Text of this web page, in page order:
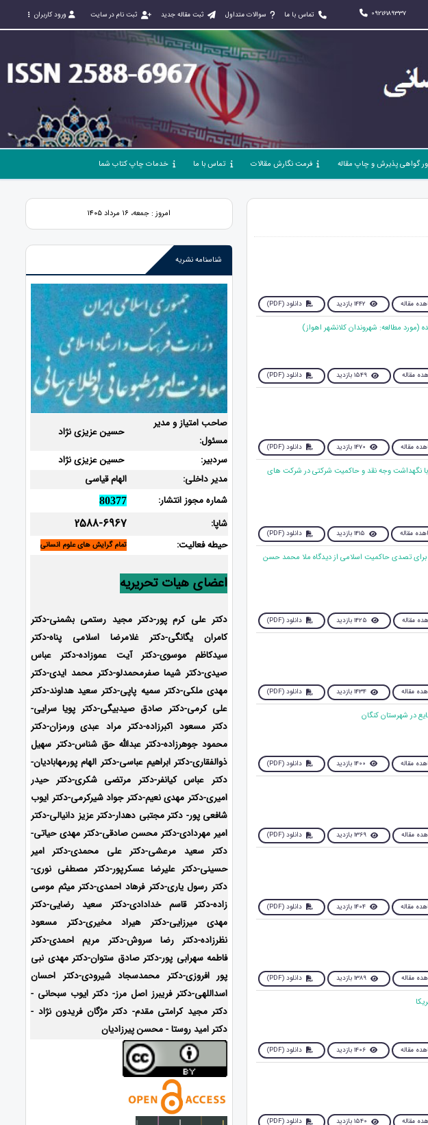
09216189337 تماس با ما سوالات متداول ثبت مقاله جدید ثبت نام در سایت ورود کاربران
گواهی پذیرش و چاپ مقاله فرمت نگارش مقالات تماس با ما خدمات چاپ کتاب شما
مقاله 1442 بازدید دانلود (PDF)
مقاله 1549 بازدید دانلود (PDF)
مقاله 1470 بازدید دانلود (PDF)
نگهداشت وجه نقد و حاکمیت شرکتی در شرکت های
مقاله 1415 بازدید دانلود (PDF)
تصدی حاکمیت اسلامی از دیدگاه ملا محمد حسن
مقاله 1425 بازدید دانلود (PDF)
مقاله 1434 بازدید دانلود (PDF)
مقاله 1400 بازدید دانلود (PDF)
مقاله 1369 بازدید دانلود (PDF)
مقاله 1404 بازدید دانلود (PDF)
مقاله 1389 بازدید دانلود (PDF)
مقاله 1406 بازدید دانلود (PDF)
مقاله 1540 بازدید دانلود (PDF)
امروز : جمعه، ۱۶ مرداد ۱۴۰۵
شناسنامه نشریه
صاحب امتیاز و مدیر
مسئول:
حسین عزیزی نژاد
سردبیر:
حسین عزیزی نژاد
مدیر داخلی:
الهام قیاسی
شماره مجوز انتشار:
80377
شاپا: 2588-6967
حیطه فعالیت: تمام گرایش های علوم انسانی
اعضای هیات تحریریه
دکتر علی کرم پور-دکتر مجید رستمی بشمنی-دکتر
کامران یگانگی-دکتر غلامرضا اسلامی پناه-دکتر
سیدکاظم موسوی-دکتر آیت عموزاده-دکتر عباس
صیدی-دکتر شیما صفرمحمدلو-دکتر محمد ایدی-دکتر
مهدی ملکی-دکتر سمیه پاپی-دکتر سعید هداوند-دکتر
علی کرمی-دکتر صادق صیدبیگی-دکتر پویا سرایی-
دکتر مسعود اکبرزاده-دکتر مراد عبدی ورمزان-دکتر
محمود جوهرزاده-دکتر عبدالله حق شناس-دکتر سهیل
ذوالفقاری-دکتر ابراهیم عباسی-دکتر الهام پورمهابادیان-
دکتر عباس کیانفر-دکتر مرتضی شکری-دکتر حیدر
امیری-دکتر مهدی نعیم-دکتر جواد شیرکرمی-دکتر ایوب
شافعی پور- دکتر مجتبی دهدار-دکتر عزیز دانیالی-دکتر
امیر مهردادی-دکتر محسن صادقی-دکتر مهدی حیاتی-
دکتر سعید مرعشی-دکتر علی محمدی-دکتر امیر
حسینی-دکتر علیرضا عسکرپور-دکتر مصطفی نوری-
دکتر رسول یاری-دکتر فرهاد احمدی-دکتر میثم موسی
زاده-دکتر قاسم خدادادی-دکتر سعید رضایی-دکتر
مهدی میرزایی-دکتر هیراد مخیری-دکتر مسعود
نظرزاده-دکتر رضا سروش-دکتر مریم احمدی-دکتر
فاطمه سهرابی پور-دکتر صادق ستوان-دکتر مهدی نبی
پور افروزی-دکتر محمدسجاد شیرودی-دکتر احسان
اسداللهی-دکتر فریبرز اصل مرز- دکتر ایوب سبحانی -
دکتر مجید کرامتی مقدم- دکتر مژگان فریدون نژاد -
دکتر امید روستا - محسن پیرزادیان